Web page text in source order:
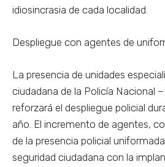
idiosincrasia de cada localidad.
Despliegue con agentes de
La presencia de unidades
ciudadana de la Policía Nacional
reforzará el despliegue policial
año. El incremento de agentes,
de la presencia policial
seguridad ciudadana con la